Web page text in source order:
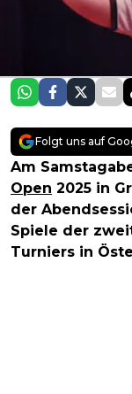
Folgt uns auf
Am
Open 2025 in
der
Spiele der
Turniers in